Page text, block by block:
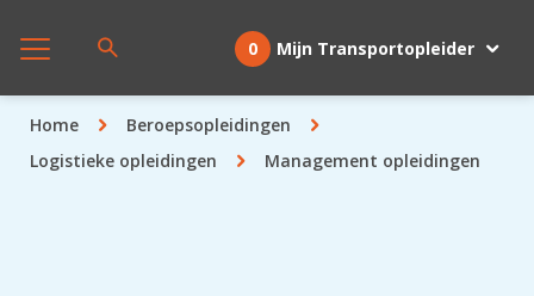
Mijn Transportopleider
0
Home
Beroepsopleidingen
Logistieke opleidingen
Management opleidingen